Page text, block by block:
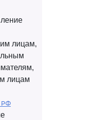
лицам,
лицам
РФ